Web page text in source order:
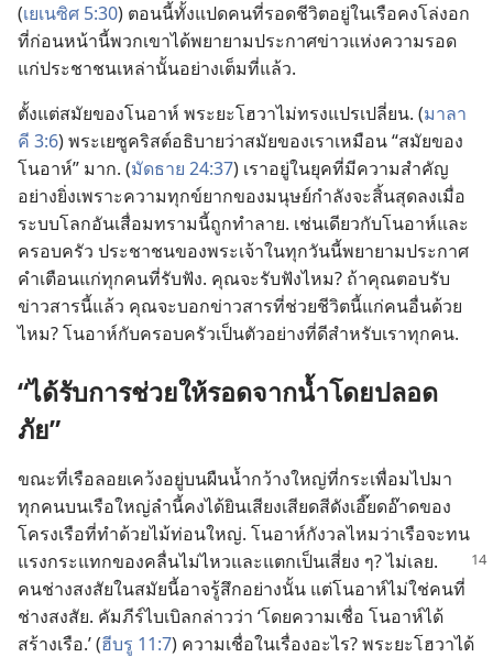
(เยเนซิศ 5:30) ตอน​นี้​ทั้ง​แปด​คน​ที่​รอด​ชีวิต​อยู่​ใน​เรือ​คง​โล่ง​อก​
ที่​ก่อน​หน้า​นี้​พวก​เขา​ได้​พยายาม​ประกาศ​ข่าว​แห่ง​ความ​รอด​
แก่​ประชาชน​เหล่า​นั้น​อย่าง​เต็ม​ที่​แล้ว.
ตั้ง​แต่​สมัย​ของ​โนอาห์ พระ​ยะโฮวา​ไม่​ทรง​แปร​เปลี่ยน. (มาลา
คี 3:6) พระ​เยซู​คริสต์​อธิบาย​ว่า​สมัย​ของ​เรา​เหมือน “สมัย​ของ​
โนอาห์” มาก. (มัดธาย 24:37) เรา​อยู่​ใน​ยุค​ที่​มี​ความ​สำคัญ​
อย่าง​ยิ่ง​เพราะ​ความ​ทุกข์​ยาก​ของ​มนุษย์​กำลัง​จะ​สิ้น​สุด​ลง​เมื่อ​
ระบบ​โลก​อัน​เสื่อม​ทราม​นี้​ถูก​ทำลาย. เช่น​เดียว​กับ​โนอาห์​และ​
ครอบครัว ประชาชน​ของ​พระเจ้า​ใน​ทุก​วัน​นี้​พยายาม​ประกาศ​
คำ​เตือน​แก่​ทุก​คน​ที่​รับ​ฟัง. คุณ​จะ​รับ​ฟัง​ไหม? ถ้า​คุณ​ตอบรับ​
ข่าวสาร​นี้​แล้ว คุณ​จะ​บอก​ข่าวสาร​ที่​ช่วย​ชีวิต​นี้​แก่​คน​อื่น​ด้วย​
ไหม? โนอาห์​กับ​ครอบครัว​เป็น​ตัว​อย่าง​ที่​ดี​สำหรับ​เรา​ทุก​คน.
“ได้​รับ​การ​ช่วย​ให้​รอด​จาก​น้ำ​โดย​ปลอด​
ภัย”
ขณะ​ที่​เรือ​ลอย​เคว้ง​อยู่​บน​ผืน​น้ำ​กว้าง​ใหญ่​ที่​กระเพื่อม​ไป​มา
ทุก​คน​บน​เรือ​ใหญ่​ลำ​นี้​คง​ได้​ยิน​เสียง​เสียดสี​ดัง​เอี๊ยดอ๊าด​ของ​
โครง​เรือ​ที่​ทำ​ด้วย​ไม้​ท่อน​ใหญ่. โนอาห์​กังวล​ไหม​ว่า​เรือ​จะ​ทน​
แรง​กระแทก​ของ​คลื่น​ไม่​ไหว​และ​แตก​เป็น​เสี่ยง ๆ? ไม่​เลย.
คน​ช่าง​สงสัย​ใน​สมัย​นี้​อาจ​รู้สึก​อย่าง​นั้น แต่​โนอาห์​ไม่​ใช่​คน​ที่​
ช่าง​สงสัย. คัมภีร์​ไบเบิล​กล่าว​ว่า ‘โดย​ความ​เชื่อ โนอาห์​ได้​
สร้าง​เรือ.’ (ฮีบรู 11:7) ความ​เชื่อ​ใน​เรื่อง​อะไร? พระ​ยะโฮวา​ได้​